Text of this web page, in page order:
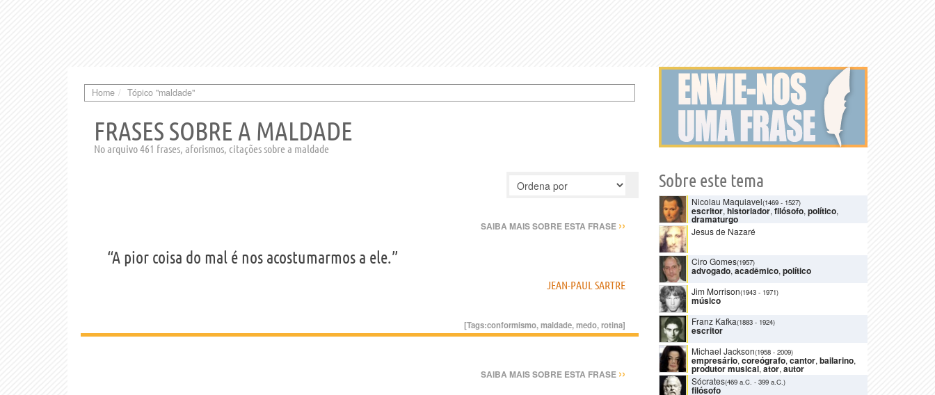
Home Tópico "maldade"
FRASES SOBRE A MALDADE
No arquivo 461 frases, aforismos, citações sobre a maldade
SAIBA MAIS SOBRE ESTA FRASE ››
“A pior coisa do mal é nos acostumarmos a ele.”
JEAN-PAUL SARTRE
[Tags:conformismo,maldade,medo,rotina]
SAIBA MAIS SOBRE ESTA FRASE ››
Sobre este tema
Nicolau Maquiavel(1469 - 1527)
escritor, historiador, filósofo, político,
dramaturgo
Jesus de Nazaré
Ciro Gomes(1957)
advogado, acadêmico, político
Jim Morrison(1943 - 1971)
músico
Franz Kafka(1883 - 1924)
escritor
Michael Jackson(1958 - 2009)
empresário, coreógrafo, cantor, bailarino,
produtor musical, ator, autor
Sócrates(469 a.C. - 399 a.C.)
filósofo